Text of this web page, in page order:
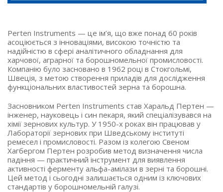
Perten Instruments — це ім’я, що вже понад 60 років
асоціюється з інноваціями, високою точністю та
надійністю в сфері аналітичного обладнання для
харчової, аграрної та борошномельної промисловості.
Компанію було засновано в 1962 році в Стокгольмі,
Швеція, з метою створення приладів для дослідження
функціональних властивостей зерна та борошна.
Засновником Perten Instruments став Харальд Пертен —
інженер, науковець і син пекаря, який спеціалізувався на
хімії зернових культур. У 1950-х роках він працював у
Лабораторії зернових при Шведському інституті
ремесел і промисловості. Разом із колегою Свеном
Хагбергом Пертен розробив метод визначення числа
падіння — практичний інструмент для виявлення
активності ферменту альфа-амілази в зерні та борошні.
Цей метод і сьогодні залишається одним із ключових
стандартів у борошномельній галузі.